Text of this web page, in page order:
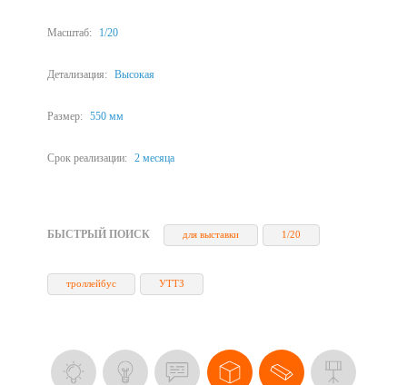
Масштаб: 1/20
Детализация: Высокая
Размер: 550 мм
Срок реализации: 2 месяца
БЫСТРЫЙ ПОИСК для выставки 1/20
троллейбус УТТЗ